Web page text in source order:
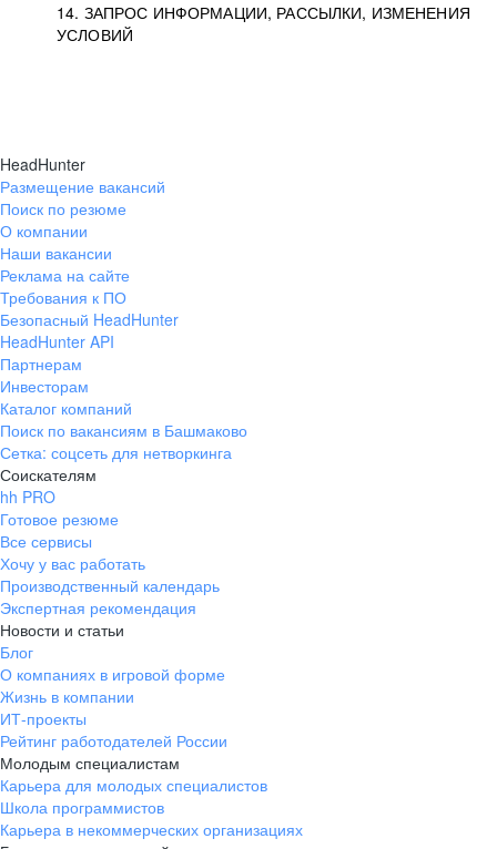
14. ЗАПРОС ИНФОРМАЦИИ, РАССЫЛКИ, ИЗМЕНЕНИЯ
УСЛОВИЙ
HeadHunter
Размещение вакансий
Поиск по резюме
О компании
Наши вакансии
Реклама на сайте
Требования к ПО
Безопасный HeadHunter
HeadHunter API
Партнерам
Инвесторам
Каталог компаний
Поиск по вакансиям в Башмаково
Сетка: соцсеть для нетворкинга
Соискателям
hh PRO
Готовое резюме
Все сервисы
Хочу у вас работать
Производственный календарь
Экспертная рекомендация
Новости и статьи
Блог
О компаниях в игровой форме
Жизнь в компании
ИТ-проекты
Рейтинг работодателей России
Молодым специалистам
Карьера для молодых специалистов
Школа программистов
Карьера в некоммерческих организациях